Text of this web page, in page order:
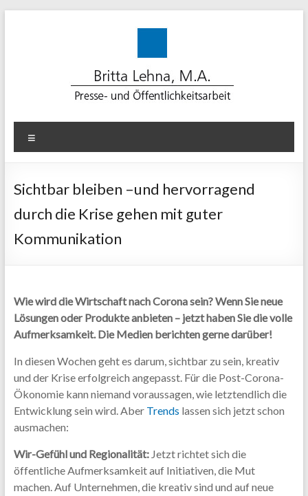
Lehna-
PR
für
erfolgreiche
Kommunikation
Text.
Content.
Sichtbar bleiben –und hervorragend
durch die Krise gehen mit guter
Kommunikation
Wie wird die Wirtschaft nach Corona sein? Wenn Sie neue
Lösungen oder Produkte anbieten – jetzt haben Sie die volle
Aufmerksamkeit. Die Medien berichten gerne darüber!
In diesen Wochen geht es darum, sichtbar zu sein, kreativ
und der Krise erfolgreich angepasst. Für die Post-Corona-
Ökonomie kann niemand voraussagen, wie letztendlich die
Entwicklung sein wird. Aber Trends lassen sich jetzt schon
ausmachen:
Wir-Gefühl und Regionalität:Jetzt richtet sich die
öffentliche Aufmerksamkeit auf Initiativen, die Mut
machen. Auf Unternehmen, die kreativ sind und auf neue